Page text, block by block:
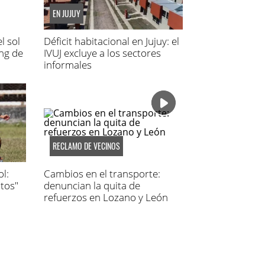
sol
de
EN JUJUY
Déficit habitacional en Jujuy: el
IVUJ excluye a los sectores
informales
RECLAMO DE VECINOS
Cambios en el transporte:
denuncian la quita de
refuerzos en Lozano y León